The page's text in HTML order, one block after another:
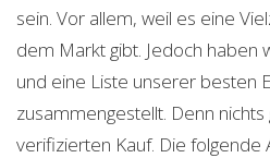
sein. Vor allem, weil es eine
dem Markt gibt. Jedoch haben
und eine Liste unserer besten
zusammengestellt. Denn
verifizierten Kauf. Die folgende